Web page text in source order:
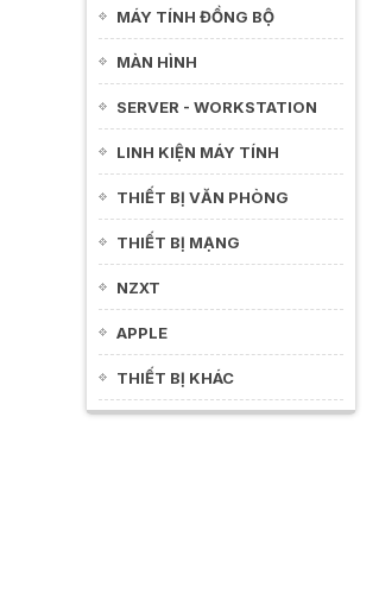
MÁY TÍNH ĐỒNG BỘ
MÀN HÌNH
SERVER - WORKSTATION
LINH KIỆN MÁY TÍNH
THIẾT BỊ VĂN PHÒNG
THIẾT BỊ MẠNG
NZXT
APPLE
THIẾT BỊ KHÁC